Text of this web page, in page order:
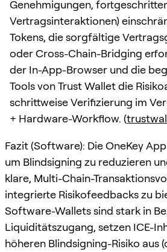
Genehmigungen,
Vertragsinteraktionen)
Tokens, die sorgfältige
oder Cross-Chain-Bridging
der In-App-Browser und die
Tools von Trust Wallet die
schrittweise Verifizierung im
+ Hardware-Workflow. (
Fazit (Software): Die OneKey
um Blindsigning zu reduzieren
klare, Multi-Chain-
integrierte Risikofeedbacks zu
Software-Wallets sind stark in
Liquiditätszugang, setzen ICE-
höheren Blindsigning-Risiko aus